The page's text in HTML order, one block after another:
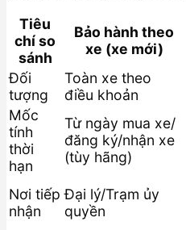
Tiêu
chí so
sánh
Bảo hành theo
xe (xe mới)
Đối
tượng
Toàn xe theo
điều khoản
Mốc
tính
thời
hạn
Từ ngày mua xe/
đăng ký/nhận xe
(tùy hãng)
Nơi tiếp
nhận
Đại lý/Trạm ủy
quyền